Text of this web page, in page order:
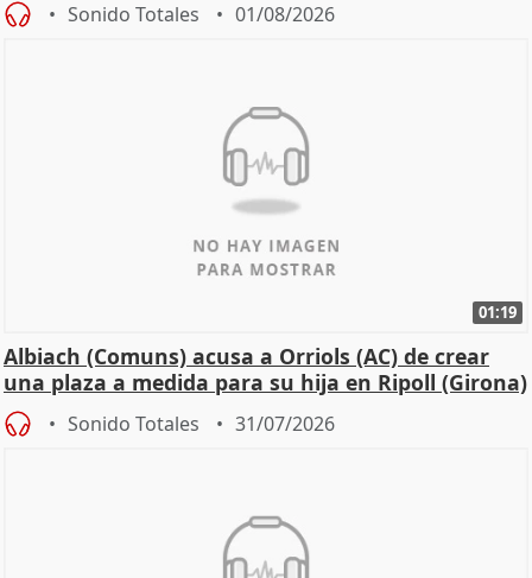
Sonido Totales 01/08/2026
01:19
Albiach (Comuns) acusa a Orriols (AC) de crear
una plaza a medida para su hija en Ripoll (Girona)
Sonido Totales 31/07/2026